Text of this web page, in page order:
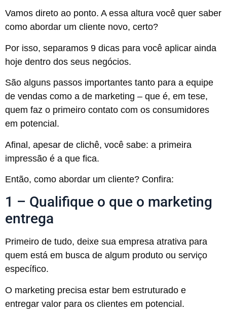
Vamos direto ao ponto. A essa altura você quer saber
como abordar um cliente novo, certo?
Por isso, separamos 9 dicas para você aplicar ainda
hoje dentro dos seus negócios.
São alguns passos importantes tanto para a equipe
de vendas como a de marketing – que é, em tese,
quem faz o primeiro contato com os consumidores
em potencial.
Afinal, apesar de clichê, você sabe: a primeira
impressão é a que fica.
Então, como abordar um cliente? Confira:
1 – Qualifique o que o marketing
entrega
Primeiro de tudo, deixe sua empresa atrativa para
quem está em busca de algum produto ou serviço
específico.
O marketing precisa estar bem estruturado e
entregar valor para os clientes em potencial.